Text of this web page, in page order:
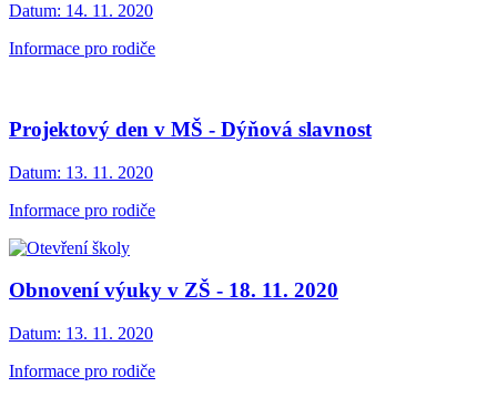
Datum: 14. 11. 2020
Informace pro rodiče
Projektový den v MŠ - Dýňová slavnost
Datum: 13. 11. 2020
Informace pro rodiče
Obnovení výuky v ZŠ - 18. 11. 2020
Datum: 13. 11. 2020
Informace pro rodiče